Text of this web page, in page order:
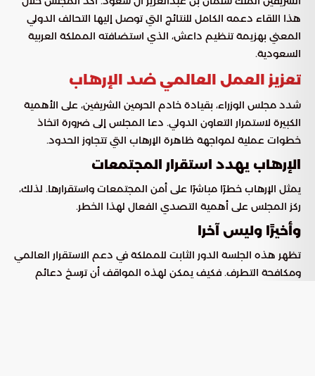
هذا اللقاء دعمه الكامل للنتائج التي توصل إليها التحالف الدولي
المعني بهزيمة تنظيم داعش، الذي استضافته المملكة العربية
السعودية.
تعزيز العمل العالمي ضد الإرهاب
شدد مجلس الوزراء، بقيادة خادم الحرمين الشريفين، على الأهمية
الكبيرة لاستمرار التعاون الدولي. دعا المجلس إلى ضرورة اتخاذ
خطوات عملية لمواجهة ظاهرة الإرهاب التي تتجاوز الحدود.
الإرهاب يهدد استقرار المجتمعات
يمثل الإرهاب خطرًا مباشرًا على أمن المجتمعات واستقرارها. لذلك،
ركز المجلس على أهمية التصدي الفعال لهذا الخطر.
وأخيرًا وليس آخرا
تظهر هذه الجلسة الدور الثابت للمملكة في دعم الاستقرار العالمي
ومكافحة التطرف. فكيف يمكن لهذه المواقف أن ترسخ دعائم